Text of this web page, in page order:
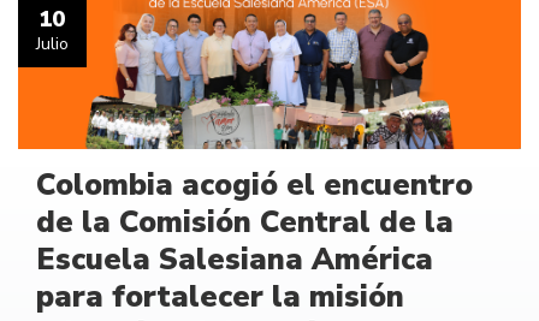
10
Julio
Colombia acogió el encuentro
de la Comisión Central de la
Escuela Salesiana América
para fortalecer la misión